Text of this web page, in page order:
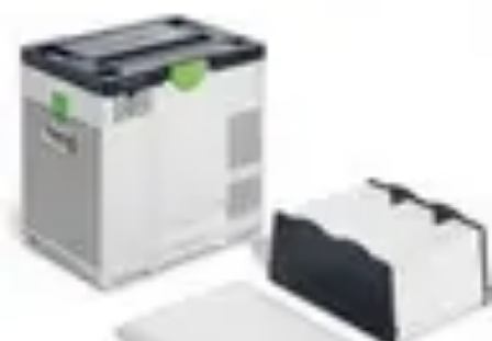
Shopping Accessible
Compréhension de l'accessibilitéAccessibilité
PratiqueMode Accessible
Shopping Accessible